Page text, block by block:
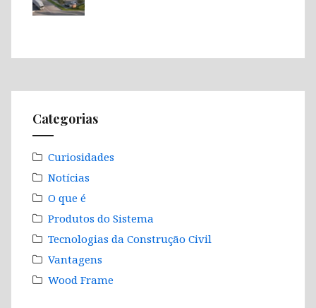
Categorias
Curiosidades
Notícias
O que é
Produtos do Sistema
Tecnologias da Construção Civil
Vantagens
Wood Frame